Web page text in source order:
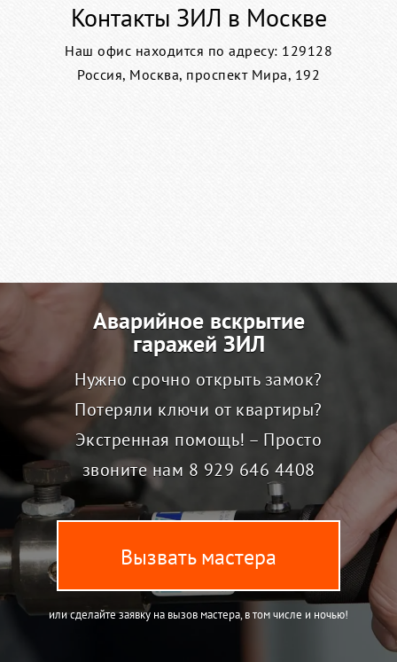
Контакты ЗИЛ в Москве
Наш офис находится по адресу: 129128
Россия, Москва, проспект Мира, 192
Аварийное вскрытие
гаражей ЗИЛ
Нужно срочно открыть замок?
Потеряли ключи от квартиры?
Экстренная помощь! – Просто
звоните нам 8 929 646 4408
Вызвать мастера
или сделайте заявку на вызов мастера, в том числе и ночью!